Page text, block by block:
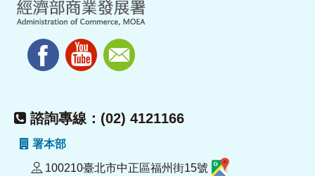
諮詢專線：(02) 4121166
署本部
100210臺北市中正區福州街15號